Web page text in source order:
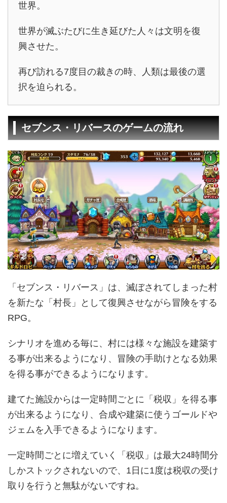
世界。
世界が滅ぶたびに生き延びた人々は文明を復
興させた。
再び訪れる7度目の裁きの時、人類は最後の選
択を迫られる。
セブンス・リバースのゲームの流れ
「セブンス・リバース」は、滅ぼされてしまった村
を新たな「村長」として復興させながら冒険をする
RPG。
シナリオを進める毎に、村には様々な施設を建築す
る事が出来るようになり、冒険の手助けとなる効果
を得る事ができるようになります。
建てた施設からは一定時間ごとに「税収」を得る事
が出来るようになり、合成や建築に使うゴールドや
ジェムを入手できるようになります。
一定時間ごとに増えていく「税収」は最大24時間分
しかストックされないので、1日に1度は税収の受け
取りを行うと無駄がないですね。